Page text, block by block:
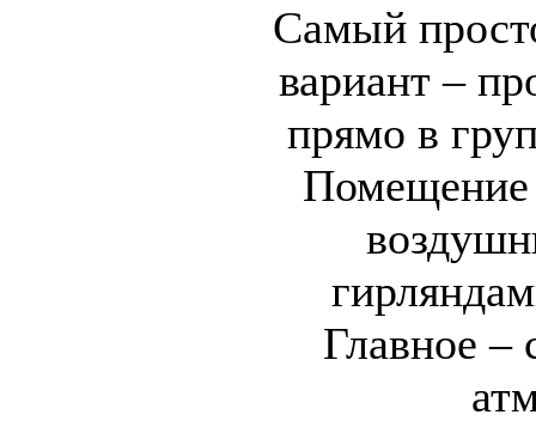
Самый
вариант –
прямо в
Помещение
Главное –